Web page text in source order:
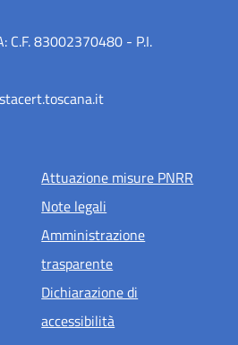
C.F. 83002370480 - P.I.
Attuazione misure PNRR
Note legali
Amministrazione
trasparente
Dichiarazione di
accessibilità